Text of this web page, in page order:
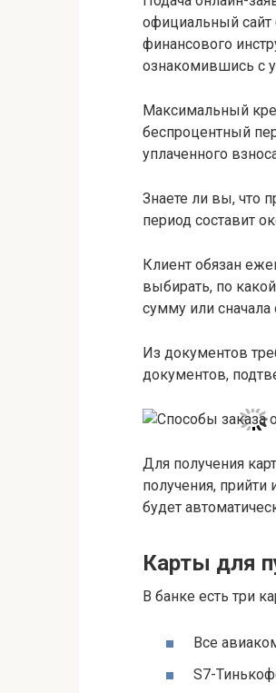
официальный
финансового
ознакомившись с
Максимальный
беспроцентный
уплаченного
Знаете ли вы, что
период составит
Клиент обязан
выбирать, по
сумму или
Из документов
документов,
Для получения
получения,
будет
Карты для
В банке есть три
Все
S7-